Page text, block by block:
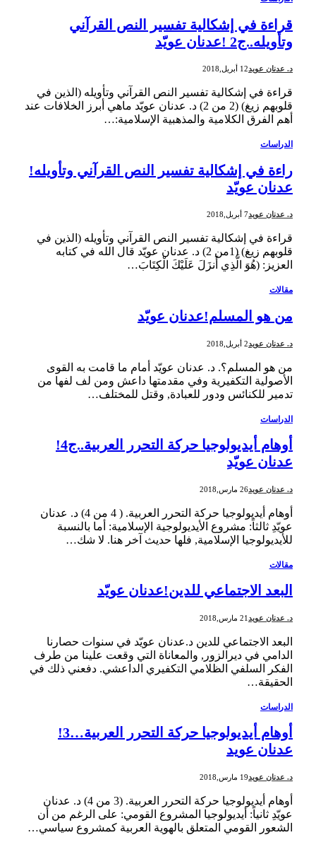
قراءة في إشكالية تفسير النص القرآني
وتأويله..ج2 !عدنان عويّد
د. عدنان عويد12 أبريل,2018
قراءة في إشكالية تفسير النص القرآني وتأويله (الذين في
قلوبهم زيغ) (2 من 2) د. عدنان عويّد ماهي أبرز الخلافات عند
أهم الفرق الكلامية والمذهبية الإسلامية:…
الدراسات
راءة في إشكالية تفسير النص القرآني وتأويله!
عدنان عويّد
د. عدنان عويد7 أبريل,2018
قراءة في إشكالية تفسير النص القرآني وتأويله (الذين في
قلوبهم زيغ) (1من 2) د. عدنان عويّد قال الله في كتابه
العزيز: (هُوَ الَّذِي أَنزَلَ عَلَيْكَ الْكِتَابَ…
مقالات
من هو المسلم!عدنان عويّد
د. عدنان عويد2 أبريل,2018
من هو المسلم؟. د. عدنان عويّد أمام ما قامت به القوى
الأصولية التكفيرية وفي مقدمتها داعش ومن لف لفها من
تدمير للكنائس ودور للعبادة, وقتل للمختلف…
الدراسات
أوهام أيديولوجيا حركة التحرر العربية..ج4!
عدنان عويّدِ
د. عدنان عويد26 مارس,2018
أوهام أيديولوجيا حركة التحرر العربية. ( 4 من 4) د. عدنان
عويّدِ ثالثاً: مشروع الأيديولوجية الإسلامية: أما بالنسبة
للأيديولوجيا الإسلامية, فلها حديث آخر هنا. لا شك…
مقالات
البعد الاجتماعي للدين!عدنان عويّد
د. عدنان عويد21 مارس,2018
البعد الاجتماعي للدين د.عدنان عويّد في سنوات حصارنا
الدامي في ديرالزور, والمعاناة التي وقعت علينا من طرف
الفكر السلفي الظلامي التكفيري الداعشي. دفعني ذلك في
الحقيقة…
الدراسات
أوهام أيديولوجيا حركة التحرر العربية…3!
عدنان عويد
د. عدنان عويد19 مارس,2018
أوهام أيديولوجيا حركة التحرر العربية. (3 من 4) د. عدنان
عويّدِ ثانياً: أيديولوجيا المشروع القومي: على الرغم من أن
الشعور القومي المتعلق بالهوية العربية كمشروع سياسي…